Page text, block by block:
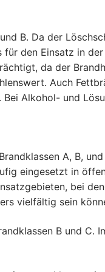
B. Da der
den Einsatz in
da der
Auch
Alkohol- und
A, B,
eingesetzt in
bei
vielfältig sein
B und